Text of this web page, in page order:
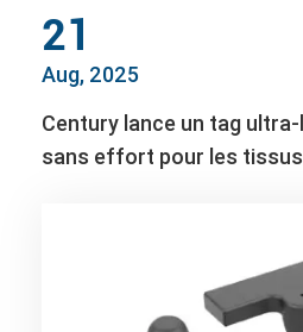
21
Aug, 2025
Century lance un tag
sans effort pour les